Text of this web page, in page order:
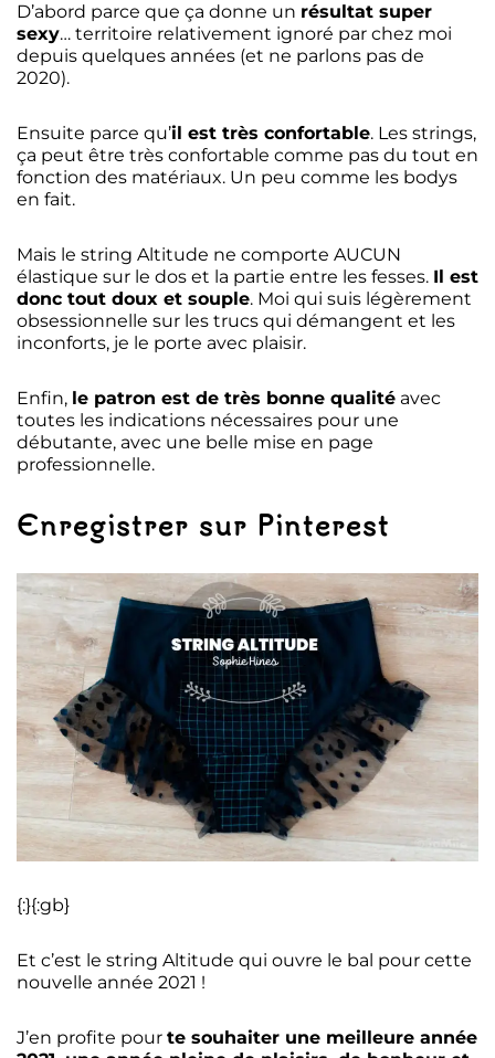
D’abord parce que ça donne un résultat super
sexy… territoire relativement ignoré par chez moi
depuis quelques années (et ne parlons pas de
2020).
Ensuite parce qu’il est très confortable. Les strings,
ça peut être très confortable comme pas du tout en
fonction des matériaux. Un peu comme les bodys
en fait.
Mais le string Altitude ne comporte AUCUN
élastique sur le dos et la partie entre les fesses. Il est
donc tout doux et souple. Moi qui suis légèrement
obsessionnelle sur les trucs qui démangent et les
inconforts, je le porte avec plaisir.
Enfin, le patron est de très bonne qualité avec
toutes les indications nécessaires pour une
débutante, avec une belle mise en page
professionnelle.
Enregistrer sur Pinterest
{:}{:gb}
Et c’est le string Altitude qui ouvre le bal pour cette
nouvelle année 2021 !
J’en profite pour te souhaiter une meilleure année